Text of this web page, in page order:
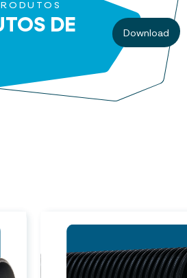
DE
Download